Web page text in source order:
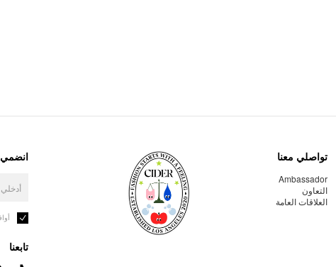
تواصلي معنا
Ambassador
التعاون
العلاقات العامة
انضمي
تابعنا